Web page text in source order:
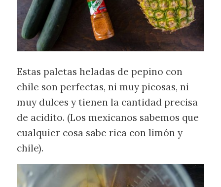
Estas paletas heladas de pepino con
chile son perfectas, ni muy picosas, ni
muy dulces y tienen la cantidad precisa
de acidito. (Los mexicanos sabemos que
cualquier cosa sabe rica con limón y
chile).